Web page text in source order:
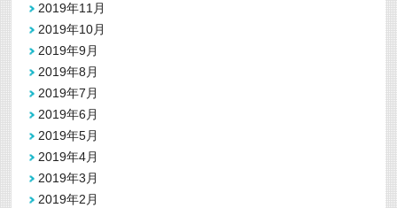
2019年11月
2019年10月
2019年9月
2019年8月
2019年7月
2019年6月
2019年5月
2019年4月
2019年3月
2019年2月